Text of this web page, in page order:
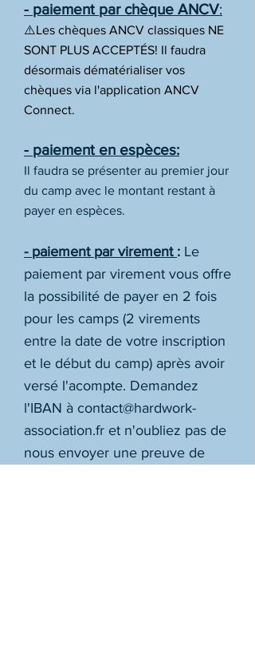
- paiement par chèque ANCV:
⚠️Les chèques ANCV classiques NE
SONT PLUS ACCEPTÉS! Il faudra
désormais dématérialiser vos
chèques via l'application ANCV
Connect.
- paiement en espèces:
Il faudra se présenter au premier jour
du camp avec le montant restant à
payer en espèces.
- paiement par virement : Le
paiement par virement vous offre
la possibilité de payer en 2 fois
pour les camps (2 virements
entre la date de votre inscription
et le début du camp) après avoir
versé l'acompte. Demandez
l'IBAN à contact@hardwork-
association.fr et n'oubliez pas de
nous envoyer une preuve de